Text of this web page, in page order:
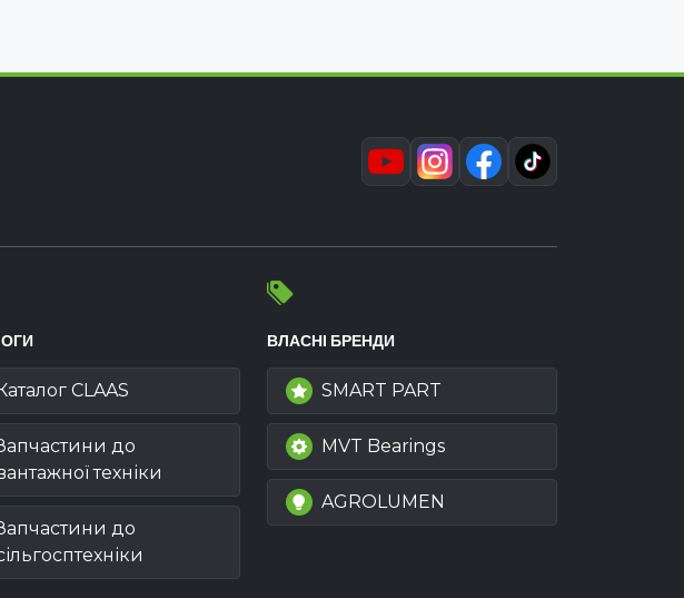
Каталог CLAAS
до
техніки
до
ВЛАСНІ БРЕНДИ
SMART PART
MVT Bearings
AGROLUMEN